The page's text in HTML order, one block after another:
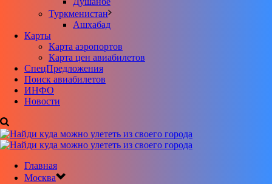
Туркменистан
Ашхабад
Карты
Карта аэропортов
Карта цен авиабилетов
CпецПредложения
Поиск авиабилетов
ИНФО
Новости
Главная
Москва